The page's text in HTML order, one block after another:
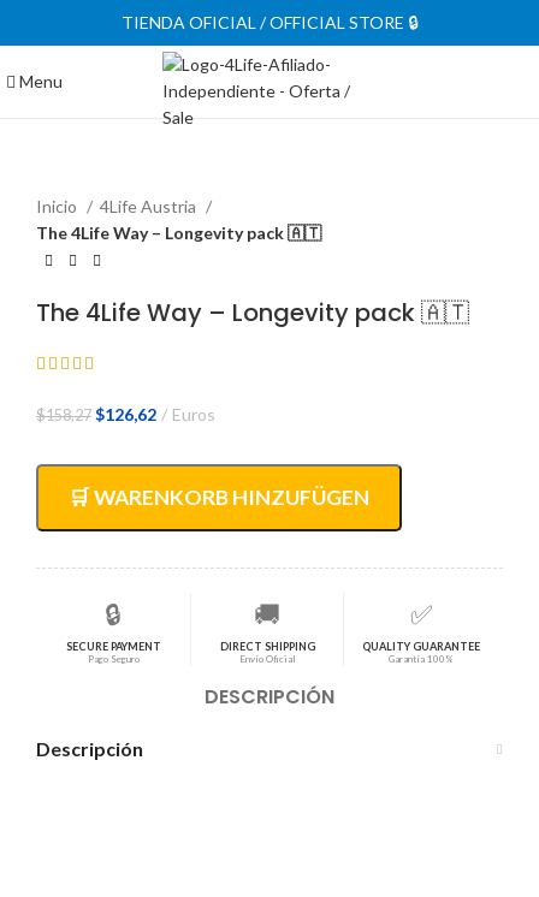
TIENDA OFICIAL / OFFICIAL STORE 🔒
Menu
Inicio
4Life Austria
The 4Life Way – Longevity pack 🇦🇹
The 4Life Way – Longevity pack 🇦🇹
$158,27 El
original
era:
$126,62El
actual
es:
Euros
🛒 WARENKORB HINZUFÜGEN
🔒
SECURE PAYMENT
Pago Seguro
🚚
DIRECT SHIPPING
Envío Oficial
✅
QUALITY GUARANTEE
Garantía 100%
DESCRIPCIÓN
Descripción